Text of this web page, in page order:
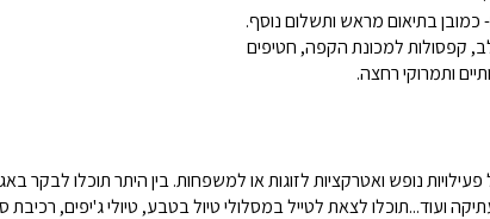
ותמרוקי רחצה.